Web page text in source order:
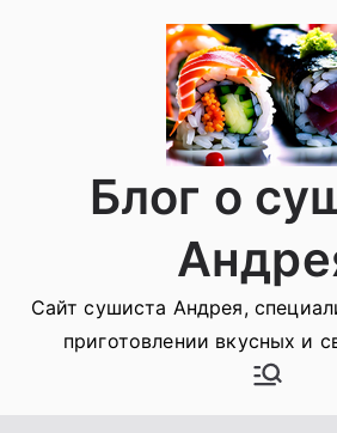
Блог о
Сайт сушиста Андрея,
приготовлении вкусных и